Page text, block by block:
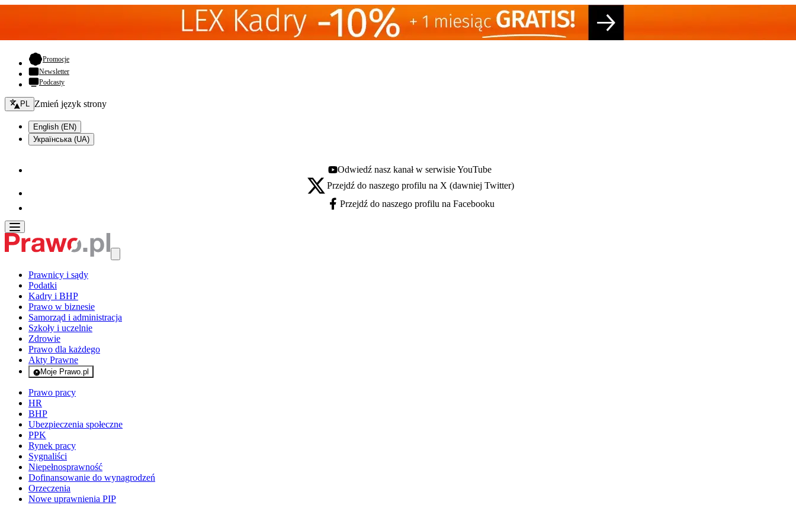
Promocje- otwiera się w nowej karcie
Newsletter
Podcasty
Zmień język - bieżący:
PL Zmień język strony
English (EN)
Українська (UA)
Youtube - otwiera się w nowej karcie
Odwiedź nasz kanał w serwisie YouTube
X - otwiera się w nowej karcie
Przejdź do naszego profilu na X (dawniej Twitter)
Facebook - otwiera się w nowej karcie
Przejdź do naszego profilu na Facebooku
Prawnicy i sądy
Podatki
Kadry i BHP
Prawo w biznesie
Samorząd i administracja
Szkoły i uczelnie
Zdrowie
Prawo dla każdego
Akty Prawne
Moje Prawo.pl
- rejestracja i logowanie do serwisu
Prawo pracy
HR
BHP
Ubezpieczenia społeczne
PPK
Rynek pracy
Sygnaliści
Niepełnosprawność
Dofinansowanie do wynagrodzeń
Orzeczenia
Nowe uprawnienia PIP